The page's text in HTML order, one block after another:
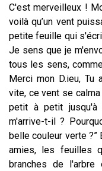
C'est merveilleux !
voilà qu’un vent
petite feuille qui
Je sens que je
tous les sens,
Merci mon D.ieu,
vite, ce vent se
petit à petit jusqu'à
m'arrive-t-il ?
belle couleur verte
amies, les feuilles
branches de